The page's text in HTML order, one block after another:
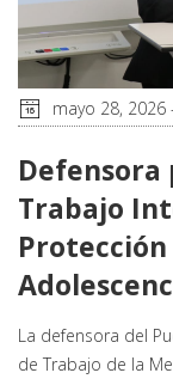
mayo 28, 2026
Defensora
Trabajo
La defensora del
de Trabajo de la